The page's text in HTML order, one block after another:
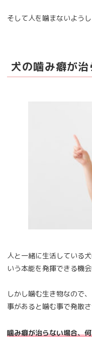
そして人を噛まないよう
犬の噛み癖が
人と一緒に生活している
いう本能を発揮できる機
しかし噛む生き物なので
事があると噛む事で発散さ
噛み癖が治らない場合、